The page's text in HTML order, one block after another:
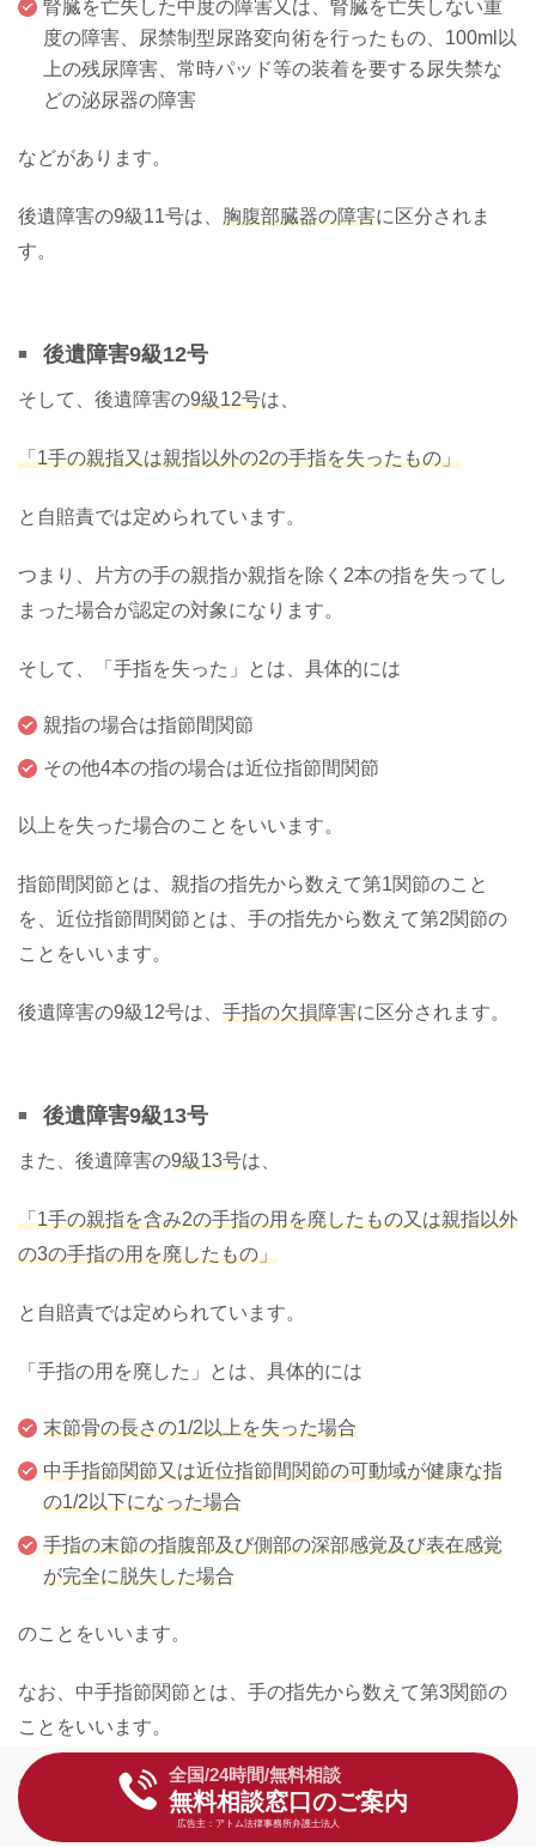
腎臓を亡失した中度の障害又は、腎臓を亡失しない重
度の障害、尿禁制型尿路変向術を行ったもの、100ml以
上の残尿障害、常時パッド等の装着を要する尿失禁な
どの泌尿器の障害
などがあります。
後遺障害の9級11号は、 胸腹部臓器の障害に区分されま
す。
後遺障害9級12号
そして、後遺障害の9級12号は、
「1手の親指又は親指以外の2の手指を失ったもの」
と自賠責では定められています。
つまり、片方の手の親指か親指を除く2本の指を失ってし
まった場合が認定の対象になります。
そして、「手指を失った」とは、具体的には
親指の場合は指節間関節
その他4本の指の場合は近位指節間関節
以上を失った場合のことをいいます。
指節間関節とは、親指の指先から数えて第1関節のこと
を、近位指節間関節とは、手の指先から数えて第2関節の
ことをいいます。
後遺障害の9級12号は、 手指の欠損障害に区分されます。
後遺障害9級13号
また、後遺障害の9級13号は、
「1手の親指を含み2の手指の用を廃したもの又は親指以外
の3の手指の用を廃したもの」
と自賠責では定められています。
「手指の用を廃した」とは、具体的には
末節骨の長さの1/2以上を失った場合
中手指節関節又は近位指節間関節の可動域が健康な指
の1/2以下になった場合
手指の末節の指腹部及び側部の深部感覚及び表在感覚
が完全に脱失した場合
のことをいいます。
なお、中手指節関節とは、手の指先から数えて第3関節の
ことをいいます。
後遺障害の9級13号は、手指の機能障害 に区分されます。
全国/24時間/無料相談
無料相談窓口のご案内
広告主：アトム法律事務所弁護士法人